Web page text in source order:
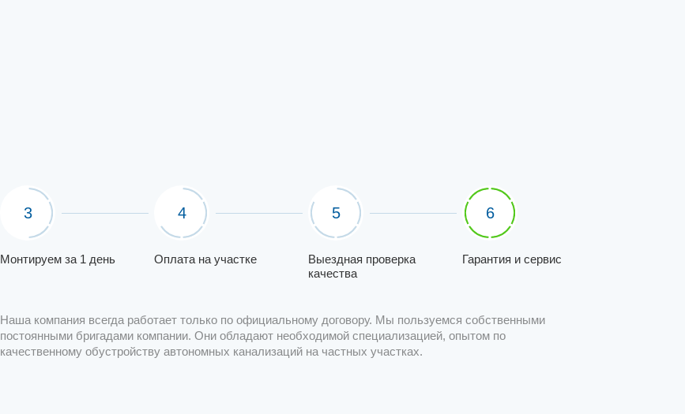
3
Монтируем за 1 день
4
Оплата на участке
5
Выездная проверка
качества
6
Гарантия и сервис
Наша компания всегда работает только по официальному договору. Мы пользуемся собственными
постоянными бригадами компании. Они обладают необходимой специализацией, опытом по
качественному обустройству автономных канализаций на частных участках.